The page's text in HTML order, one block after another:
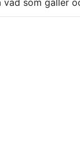
som gäller